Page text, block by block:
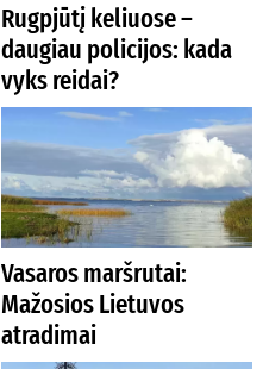
Rugpjūtį keliuose –
daugiau policijos: kada
vyks reidai?
Vasaros maršrutai:
Mažosios Lietuvos
atradimai